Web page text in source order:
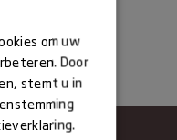
om uw
Door
stemt u in